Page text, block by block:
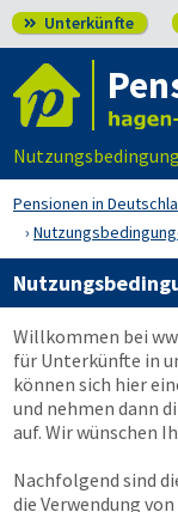
 Unterkünfte
Pensionen in
Willkommen bei
für Unterkünfte in
können sich hier
und nehmen dann
auf. Wir wünschen
Nachfolgend sind
die Verwendung von